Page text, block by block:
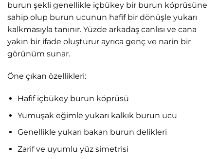
burun şekli genellikle içbükey bir burun köprüsüne
sahip olup burun ucunun hafif bir dönüşle yukarı
kalkmasıyla tanınır. Yüzde arkadaş canlısı ve cana
yakın bir ifade oluşturur ayrıca genç ve narin bir
görünüm sunar.
Öne çıkan özellikleri:
Hafif içbükey burun köprüsü
Yumuşak eğimle yukarı kalkık burun ucu
Genellikle yukarı bakan burun delikleri
Zarif ve uyumlu yüz simetrisi